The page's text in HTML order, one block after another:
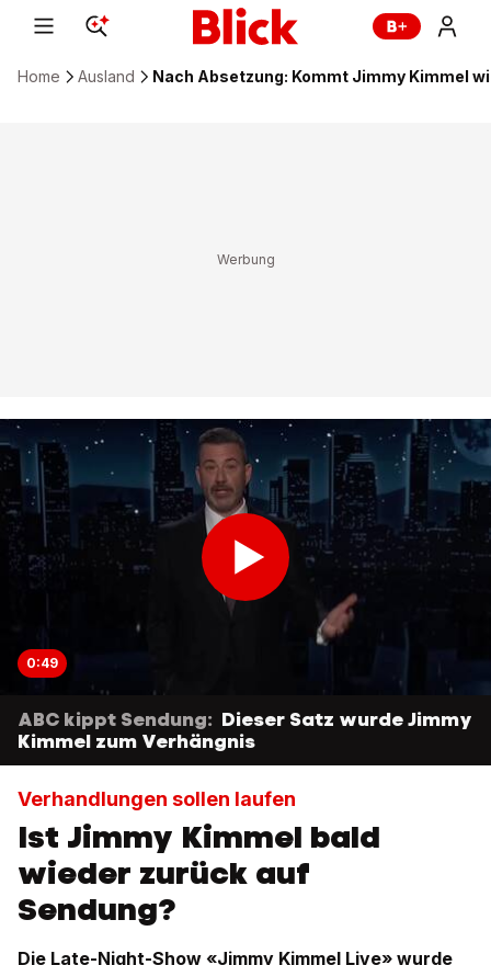
Home Ausland Nach Absetzung: Kommt Jimmy Kimmel
0:49
ABC kippt Sendung: Dieser Satz wurde Jimmy
Kimmel zum Verhängnis
Verhandlungen sollen laufen
Ist Jimmy Kimmel bald
wieder zurück auf
Sendung?
Die Late-Night-Show «Jimmy Kimmel Live» wurde